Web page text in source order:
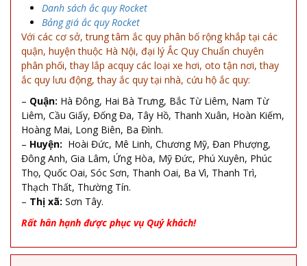
Danh sách ắc quy Rocket
Bảng giá ắc quy Rocket
Với các cơ sở, trung tâm ắc quy phân bố rộng khắp tại các
quận, huyện thuộc Hà Nội, đại lý Ắc Quy Chuẩn chuyên
phân phối, thay lắp acquy các loại xe hơi, oto tận nơi, thay
ắc quy lưu động, thay ắc quy tại nhà, cứu hộ ắc quy:
– Quận: Hà Đông, Hai Bà Trưng, Bắc Từ Liêm, Nam Từ
Liêm, Cầu Giấy, Đống Đa, Tây Hồ, Thanh Xuân, Hoàn Kiếm,
Hoàng Mai, Long Biên, Ba Đình.
– Huyện: Hoài Đức, Mê Linh, Chương Mỹ, Đan Phượng,
Đông Anh, Gia Lâm, Ứng Hòa, Mỹ Đức, Phú Xuyên, Phúc
Thọ, Quốc Oai, Sóc Sơn, Thanh Oai, Ba Vì, Thanh Trì,
Thạch Thất, Thường Tín.
– Thị xã: Sơn Tây.
Rất hân hạnh được phục vụ Quý khách!